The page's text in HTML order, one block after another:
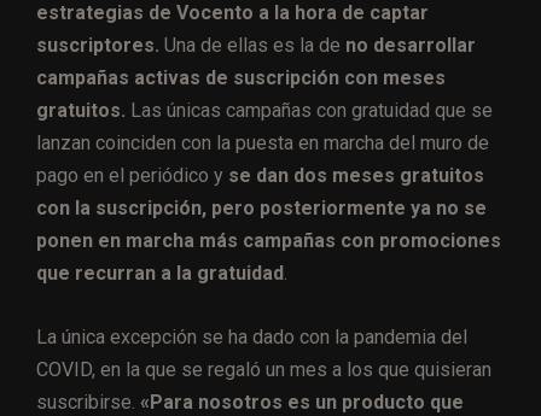
estrategias de Vocento a la hora de captar
suscriptores. Una de ellas es la de no desarrollar
campañas activas de suscripción con meses
gratuitos. Las únicas campañas con gratuidad que se
lanzan coinciden con la puesta en marcha del muro de
pago en el periódico y se dan dos meses gratuitos
con la suscripción, pero posteriormente ya no se
ponen en marcha más campañas con promociones
que recurran a la gratuidad .
La única excepción se ha dado con la pandemia del
COVID, en la que se regaló un mes a los que quisieran
suscribirse. «Para nosotros es un producto que